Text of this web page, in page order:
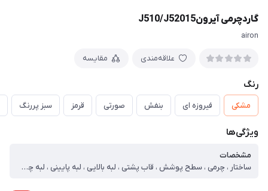
گاردچرمی آیرونJ510/J52015
airon
علاقه‌مندی مقایسه
رنگ
مشکی فیروزه ای بنفش صورتی قرمز سبز پررنگ
ویژگی‌ها
مشخصات
ساختار ، چرمی ، سطح پوشش ، قاب پشتی ، لبه بالایی ، لبه پایینی ، لبه چپ ، لبه راست ، حفاظت از دکمه‌ها ، قابلیت‌های کیف و کاور ، مقاوم در برابر ضربه ، لبه های برجسته برای محافظت صفحه نمایش ، لبه های برجسته برای محافظت دوربین